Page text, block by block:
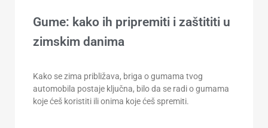
Gume: kako ih pripremiti i zaštititi u
zimskim danima
Kako se zima približava, briga o gumama tvog
automobila postaje ključna, bilo da se radi o gumama
koje ćeš koristiti ili onima koje ćeš spremiti.